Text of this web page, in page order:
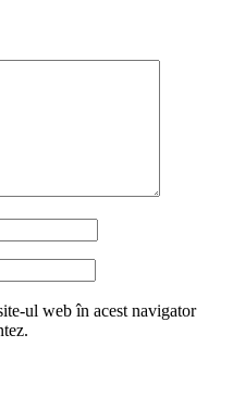
ul web în acest navigator